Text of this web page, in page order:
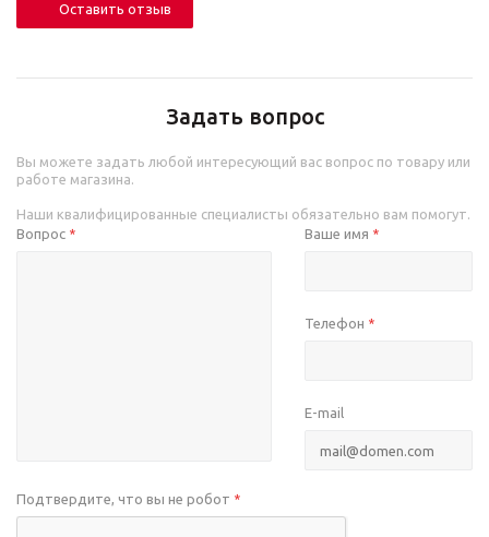
Оставить отзыв
Задать вопрос
Вы можете задать любой интересующий вас вопрос по товару или
работе магазина.
Наши квалифицированные специалисты обязательно вам помогут.
Вопрос * Ваше имя *
Телефон *
E-mail
Подтвердите, что вы не робот *